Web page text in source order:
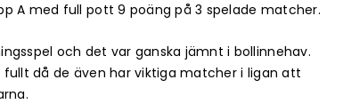
A med full pott 9 poäng på 3 spelade matcher.
och det var ganska jämnt i bollinnehav.
då de även har viktiga matcher i ligan att